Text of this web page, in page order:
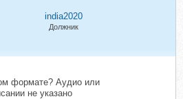
india2020
Должник
формате? Аудио или
не указано